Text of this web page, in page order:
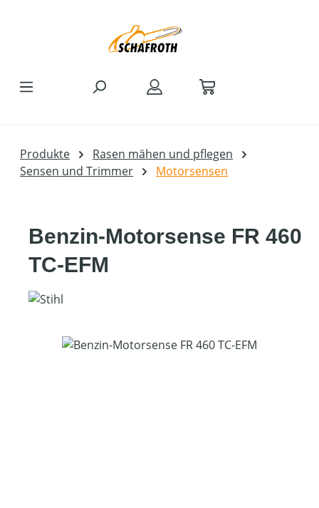
Produkte
Rasen mähen und pflegen
Sensen und Trimmer
Motorsensen
Benzin-Motorsense FR 460
TC-EFM
Bildergalerie überspringen